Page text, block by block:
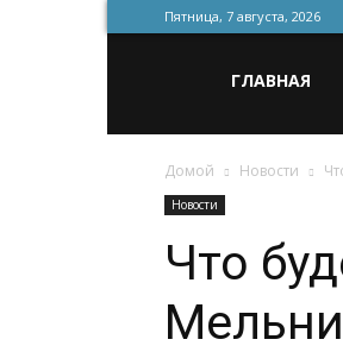
Пятница, 7 августа, 2026
для
строительства
ГЛАВНАЯ
Домой Новости
Новости
Что